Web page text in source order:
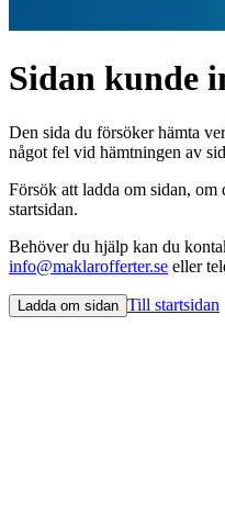
Sidan kunde
Den sida du försöker hämta
något fel vid hämtningen av
Försök att ladda om sidan,
startsidan.
Behöver du hjälp kan du
info@maklarofferter.se eller
Ladda om sidan Till startsidan